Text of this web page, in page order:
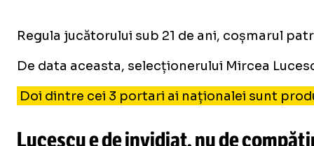
Regula jucătorului sub 21 de ani, coșmarul
De data aceasta, selecționerului Mircea
Doi dintre cei 3 portari ai naționalei sunt
Lucescu e de invidiat, nu de